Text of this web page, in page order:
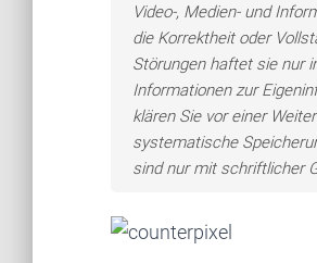
Video-, Medien- und
die Korrektheit oder
Störungen haftet sie nur
Informationen zur
klären Sie vor einer
systematische
sind nur mit schriftlicher